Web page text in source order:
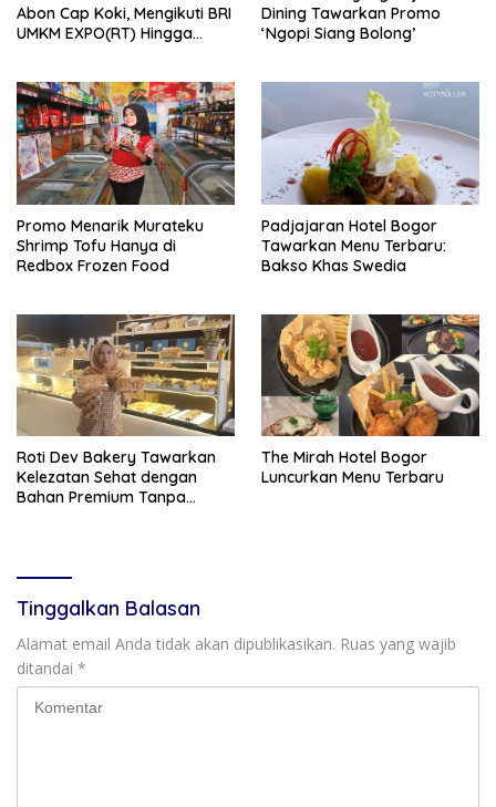
Abon Cap Koki, Mengikuti BRI
UMKM EXPO(RT) Hingga
Dining Tawarkan Promo
‘Ngopi Siang Bolong’
Promo Menarik Murateku
Shrimp Tofu Hanya di
Redbox Frozen Food
Padjajaran Hotel Bogor
Tawarkan Menu Terbaru:
Bakso Khas Swedia
Roti Dev Bakery Tawarkan
Kelezatan Sehat dengan
Bahan Premium Tanpa
The Mirah Hotel Bogor
Luncurkan Menu Terbaru
Tinggalkan Balasan
Alamat email Anda tidak akan dipublikasikan. Ruas yang wajib
ditandai *